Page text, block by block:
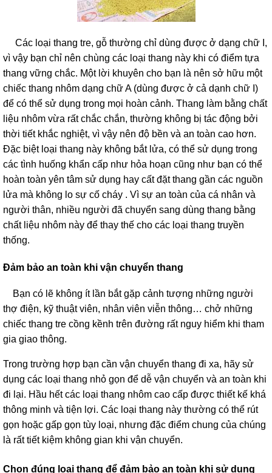
Các loại thang tre, gỗ thường chỉ dùng được ở dạng chữ I,
vì vậy bạn chỉ nên chùng các loại thang này khi có điểm tựa
thang vững chắc. Một lời khuyên cho bạn là nên sở hữu một
chiếc thang nhôm dạng chữ A (dùng được ở cả dạnh chữ I)
để có thể sử dụng trong mọi hoàn cảnh. Thang làm bằng chất
liệu nhôm vừa rất chắc chắn, thường không bị tác động bởi
thời tiết khắc nghiệt, vì vậy nên độ bền và an toàn cao hơn.
Đặc biệt loại thang này không bắt lửa, có thể sử dụng trong
các tình huống khẩn cấp như hỏa hoạn cũng như bạn có thể
hoàn toàn yên tâm sử dụng hay cất đặt thang gần các nguồn
lửa mà không lo sự cố cháy . Vì sự an toàn của cá nhân và
người thân, nhiều người đã chuyển sang dùng thang bằng
chất liệu nhôm này để thay thế cho các loại thang truyền
thống.
Đảm bảo an toàn khi vận chuyển thang
Bạn có lẽ không ít lần bắt gặp cảnh tượng những người
thợ điện, kỹ thuật viên, nhân viên viễn thông… chở những
chiếc thang tre cồng kềnh trên đường rất nguy hiểm khi tham
gia giao thông.
Trong trường hợp bạn cần vận chuyển thang đi xa, hãy sử
dụng các loại thang nhỏ gọn để dễ vận chuyển và an toàn khi
đi lại. Hầu hết các loại thang nhôm cao cấp được thiết kế khá
thông minh và tiện lợi. Các loại thang này thường có thể rút
gọn hoặc gấp gọn tùy loại, nhưng đặc điểm chung của chúng
là rất tiết kiệm không gian khi vận chuyển.
Chọn đúng loại thang để đảm bảo an toàn khi sử dụng